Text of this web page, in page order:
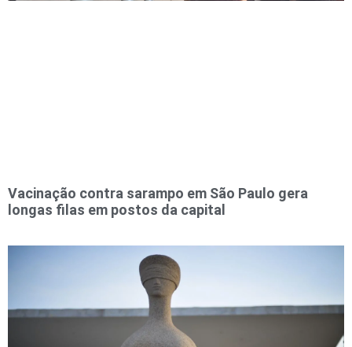
Vacinação contra sarampo em São Paulo gera
longas filas em postos da capital